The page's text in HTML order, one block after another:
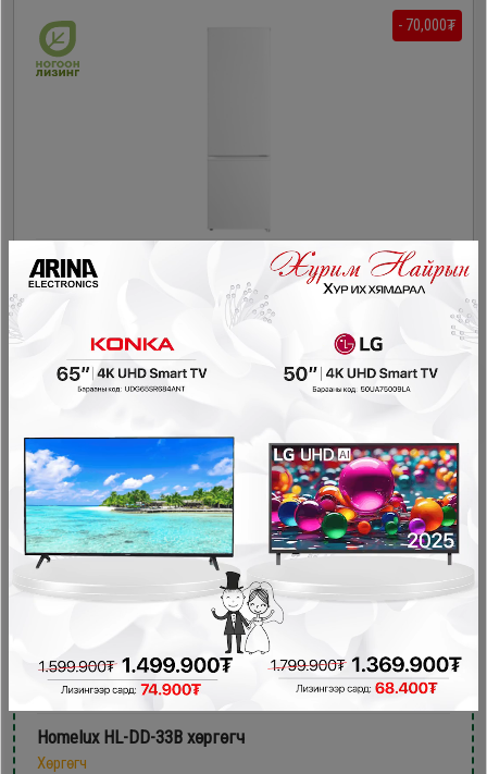
- 70,000₮
Homelux HL-219RN хөргөгч
Хөргөгч
729,900₮
- 160,000₮
Homelux HL-DD-33B хөргөгч
Хөргөгч